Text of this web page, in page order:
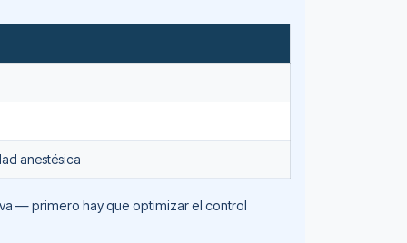
anestésica
— primero hay que optimizar el control